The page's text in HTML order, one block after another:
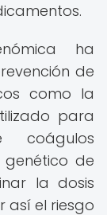
ha
de
como la
para
coágulos
de
la dosis
el riesgo